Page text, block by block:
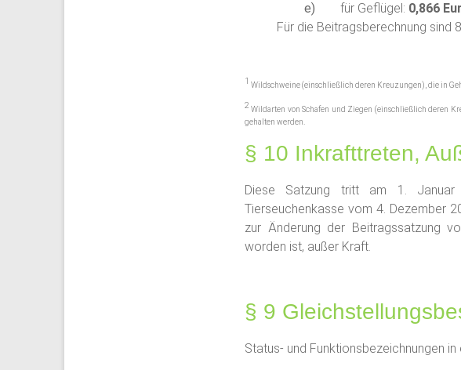
für Geflügel: 0,866
Für die Beitragsberechnung sind
1 Wildschweine (einschließlich deren Kreuzungen), die in
2 Wildarten von Schafen und Ziegen (einschließlich deren
gehalten werden.
§ 10 Inkrafttreten,
Diese Satzung tritt am 1.
Tierseuchenkasse vom 4. Dezember
zur Änderung der Beitragssatzung
worden ist, außer Kraft.
§ 9
Status- und Funktionsbezeichnungen